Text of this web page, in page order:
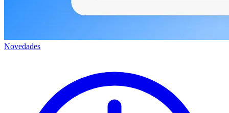
Novedades